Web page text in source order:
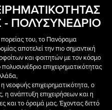
- ΠΟΛΥΣΥΝΕΔΡΙΟ
του, το Πανόραμα
αποτελεί την πιο σημαντική
και φοιτητών με τον κόσμο
επιχειρηματικότητας
νεοφυής επιχειρηματικότητα, ο
η ανάπτυξη επιχειρήσεων και η
και το όραμά μας. Έχοντας διττό